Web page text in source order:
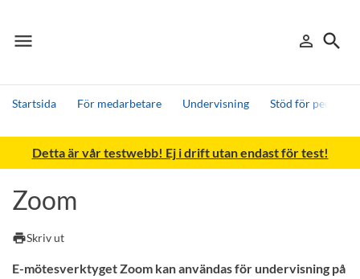
menu
Meny person_outline
Logga in
search
Sök
Startsida För medarbetare Undervisning Stöd för
Sök
Andra söktjänster
Detta är vår testwebb! Ej i drift utan endast för test!
Zoom
printSkriv ut
E-mötesverktyget Zoom kan användas för undervisning på